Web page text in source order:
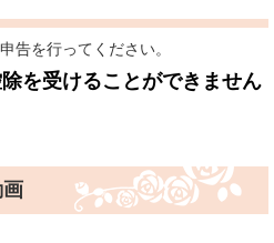
告を行ってください。
を受けることができません
画